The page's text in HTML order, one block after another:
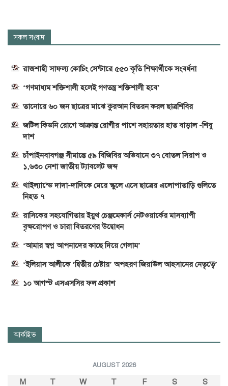
সকল সংবাদ
রাজশাহী সাফল্য কোচিং সেন্টারে ৫৫০ কৃতি শিক্ষার্থীকে সংবর্ধনা
‘গণমাধ্যম শক্তিশালী হলেই গণতন্ত্র শক্তিশালী হবে’
তানোরে ৬০ জন ছাত্রের মাঝে কুরআন বিতরন করল ছাত্রশিবির
জটিল কিডনি রোগে আক্রান্ত রোগীর পাশে সহায়তার হাত বাড়াল -শিবু
দাশ
চাঁপাইনবাবগঞ্জ সীমান্তে ৫৯ বিজিবির অভিযানে ৩৭ বোতল সিরাপ ও
১,৬৩০ নেশা জাতীয় ট্যাবলেট জব্দ
থাইল্যান্ডে দাদা-দাদিকে মেরে স্কুলে এসে ছাত্রের এলোপাতাড়ি গুলিতে
নিহত ৭
রাসিকের সহযোগিতায় ইয়ুথ চেঞ্জমেকার্স নেটওয়ার্কের মাসব্যাপী
বৃক্ষরোপণ ও চারা বিতরণের উদ্বোধন
‘আমার স্বপ্ন আপনাদের কাছে দিয়ে গেলাম’
‘ইলিয়াস আলীকে ‘দ্বিতীয় চেষ্টায়’ অপহরণ জিয়াউল আহসানের নেতৃত্বে’
১০ আগস্ট এসএসসির ফল প্রকাশ
আর্কাইভ
AUGUST 2026
M T W T F S S